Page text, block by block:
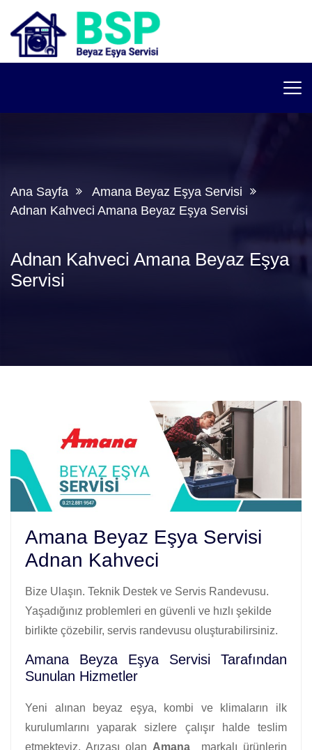
Ana Sayfa
Amana Beyaz Eşya Servisi
Adnan Kahveci Amana Beyaz Eşya Servisi
Adnan Kahveci Amana Beyaz Eşya
Servisi
Amana Beyaz Eşya Servisi
Adnan Kahveci
Bize Ulaşın. Teknik Destek ve Servis Randevusu.
Yaşadığınız problemleri en güvenli ve hızlı şekilde
birlikte çözebilir, servis randevusu oluşturabilirsiniz.
Amana Beyza Eşya Servisi Tarafından
Sunulan Hizmetler
Yeni alınan beyaz eşya, kombi ve klimaların ilk
kurulumlarını yaparak sizlere çalışır halde teslim
etmekteyiz. Arızası olan Amana markalı ürünlerin